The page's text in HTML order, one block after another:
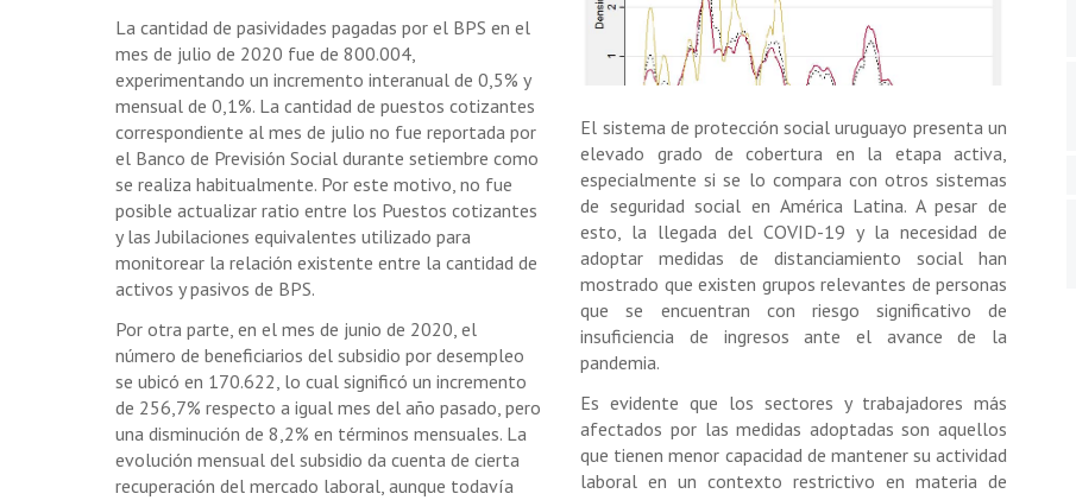
La cantidad de pasividades pagadas por el BPS en el
mes de julio de 2020 fue de 800.004,
experimentando un incremento interanual de 0,5% y
mensual de 0,1%. La cantidad de puestos cotizantes
correspondiente al mes de julio no fue reportada por
el Banco de Previsión Social durante setiembre como
se realiza habitualmente. Por este motivo, no fue
posible actualizar ratio entre los Puestos cotizantes
y las Jubilaciones equivalentes utilizado para
monitorear la relación existente entre la cantidad de
activos y pasivos de BPS.
Por otra parte, en el mes de junio de 2020, el
número de beneficiarios del subsidio por desempleo
se ubicó en 170.622, lo cual significó un incremento
de 256,7% respecto a igual mes del año pasado, pero
una disminución de 8,2% en términos mensuales. La
evolución mensual del subsidio da cuenta de cierta
recuperación del mercado laboral, aunque todavía
El sistema de protección social uruguayo presenta un
elevado grado de cobertura en la etapa activa,
especialmente si se lo compara con otros sistemas
de seguridad social en América Latina. A pesar de
esto, la llegada del COVID-19 y la necesidad de
adoptar medidas de distanciamiento social han
mostrado que existen grupos relevantes de personas
que se encuentran con riesgo significativo de
insuficiencia de ingresos ante el avance de la
pandemia.
Es evidente que los sectores y trabajadores más
afectados por las medidas adoptadas son aquellos
que tienen menor capacidad de mantener su actividad
laboral en un contexto restrictivo en materia de